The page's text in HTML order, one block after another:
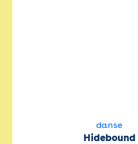
danse
Hidebound